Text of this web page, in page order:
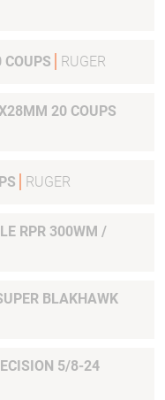
COUPS RUGER
20 COUPS
RUGER
RPR 300WM /
BLAKHAWK
5/8-24